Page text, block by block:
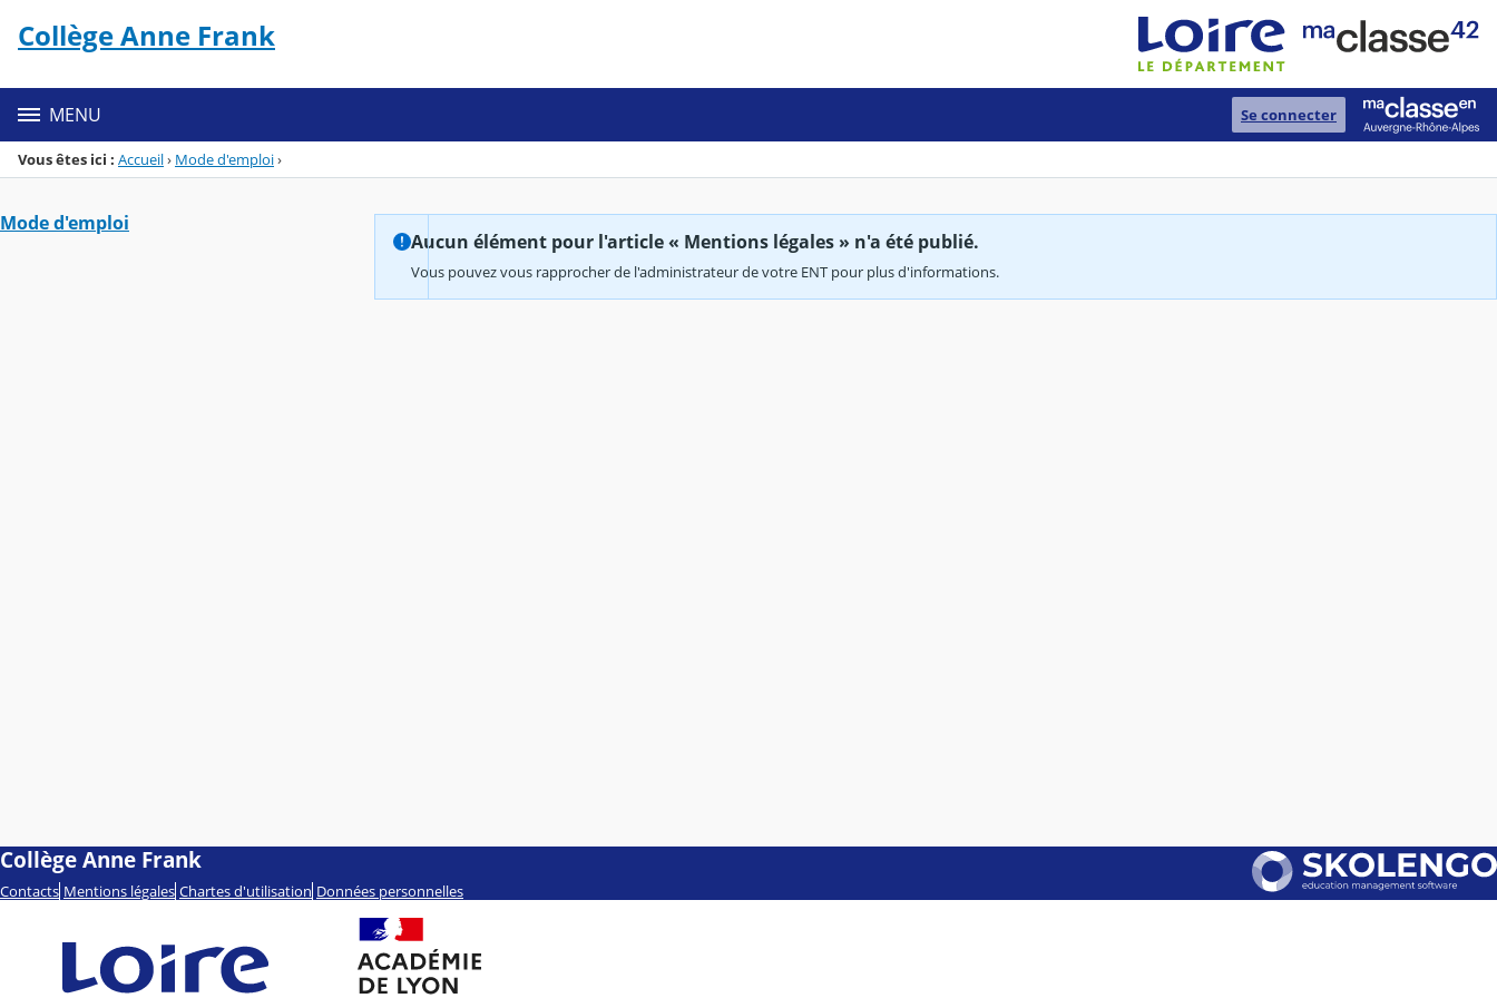
Menu de la rubrique
Contenu
Collège Anne Frank
MENU Se connecter
Vous êtes ici : Accueil› Mode d'emploi›
Mode d'emploi
Aucun élément pour l'article « Mentions légales » n'a été publié.
Vous pouvez vous rapprocher de l'administrateur de votre ENT pour plus d'informations.
Collège Anne Frank
Contacts Mentions légales Chartes d'utilisation Données personnelles